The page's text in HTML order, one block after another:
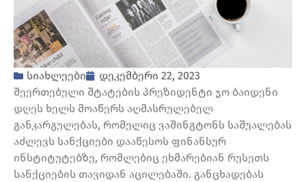
სიახლეები
დეკემბერი 22, 2023
შეერთებული შტატების პრეზიდენტი ჯო ბაიდენი
დღეს ხელს მოაწერს აღმასრულებელ
განკარგულებას, რომელიც ვაშინგტონს საშუალებას
აძლევს სანქციები დააწესოს ფინანსურ
ინსტიტუტებზე, რომლებიც ეხმარებიან რუსეთს
სანქციების თავიდან აცილებაში. განცხადებას